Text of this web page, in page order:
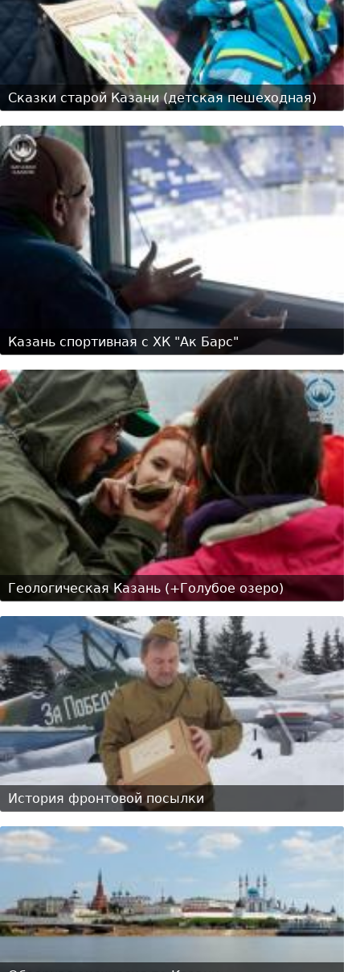
Сказки старой Казани (детская пешеходная)
Казань спортивная с ХК "Ак Барс"
Геологическая Казань (+Голубое озеро)
История фронтовой посылки